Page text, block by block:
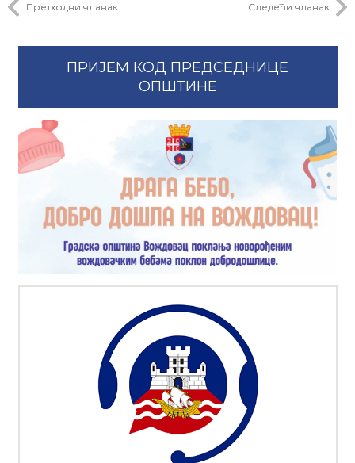
Претходни чланак Следећи чланак
ПРИЈЕМ КОД ПРЕДСЕДНИЦЕ
ОПШТИНЕ